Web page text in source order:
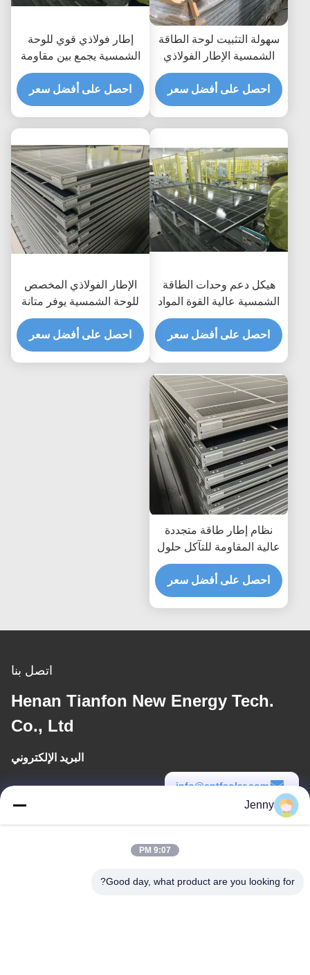
سهولة التثبيت لوحة الطاقة
الشمسية الإطار الفولاذي
تصاميم مخصصة تضمن
وأنظمة الدعم للألواح
الشمسية في بيئات متنوعة
احصل على أفضل سعر
إطار فولاذي قوي للوحة
الشمسية يجمع بين مقاومة
التآكل العالية والصفات
المرنة الشاملة لدعم الطاقة
الشمسية
احصل على أفضل سعر
هيكل دعم وحدات الطاقة
الشمسية عالية القوة المواد
المقاومة للتآكل التي تضمن
طول العمر وسلامة الهيكل
احصل على أفضل سعر
الإطار الفولاذي المخصص
للوحة الشمسية يوفر متانة
قوية ومرونة متعددة
الاستخدامات لتركيبات
الطاقة الشمسية
احصل على أفضل سعر
نظام إطار طاقة متجددة
عالية المقاومة للتآكل حلول
مخصصة لهياكل تركيب ألواح
الطاقة الشمسية الدائمة
احصل على أفضل سعر
اتصل بنا
Henan Tianfon New Energy Tech.
Co., Ltd
البريد الإلكتروني
info@cntfsolar.com
Jenny
9:07 PM
Good day, what product are you looking for?